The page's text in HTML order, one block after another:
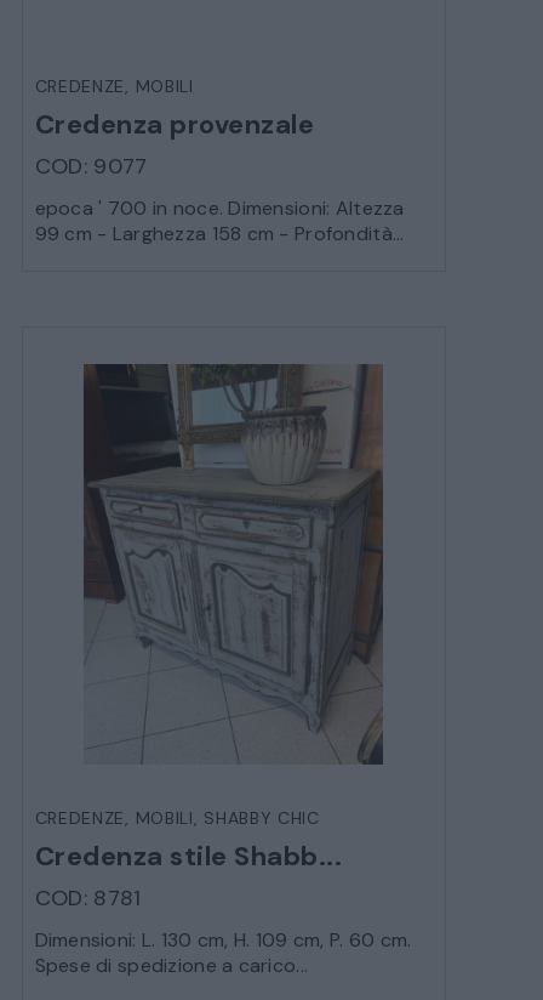
CREDENZE, MOBILI
Credenza provenzale
COD: 9077
epoca ' 700 in noce. Dimensioni: Altezza
99 cm - Larghezza 158 cm - Profondità...
CREDENZE, MOBILI, SHABBY CHIC
Credenza stile Shabb...
COD: 8781
Dimensioni: L. 130 cm, H. 109 cm, P. 60 cm.
Spese di spedizione a carico...